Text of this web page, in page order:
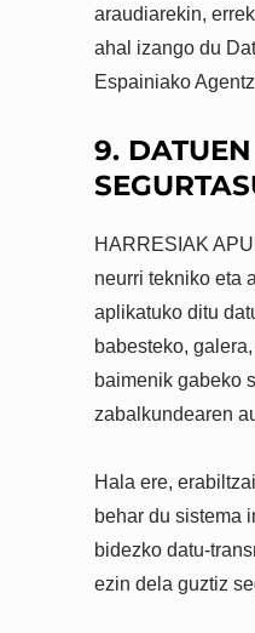
araudiarekin,
ahal izango du
Espainiako
9. DATUEN
HARRESIAK
neurri tekniko eta
aplikatuko ditu
babesteko,
baimenik gabeko
zabalkundearen
Hala ere,
behar du sistema
bidezko datu-
ezin dela guztiz